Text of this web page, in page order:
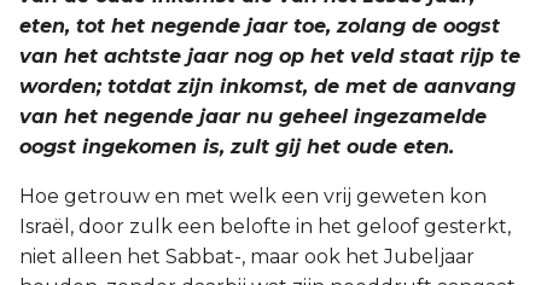
eten, tot het negende jaar toe, zolang de oogst
van het achtste jaar nog op het veld staat rijp te
worden; totdat zijn inkomst, de met de aanvang
van het negende jaar nu geheel ingezamelde
oogst ingekomen is, zult gij het oude eten.
Hoe getrouw en met welk een vrij geweten kon
Israël, door zulk een belofte in het geloof gesterkt,
niet alleen het Sabbat-, maar ook het Jubeljaar